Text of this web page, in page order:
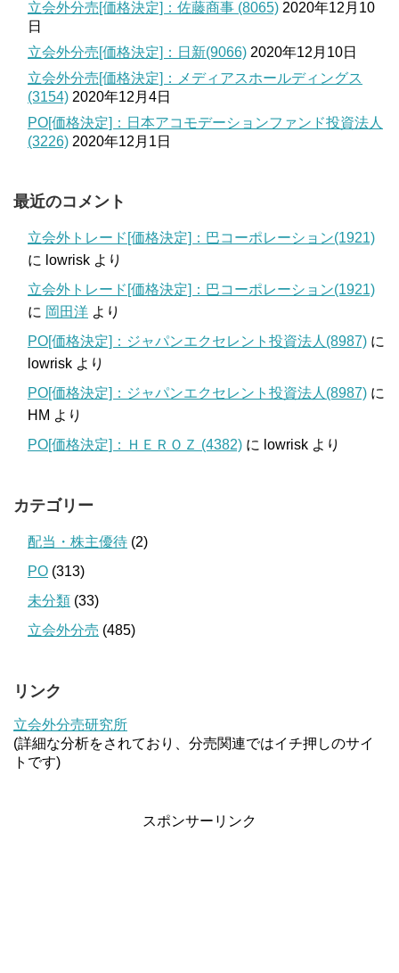
立会外分売[価格決定]：佐藤商事 (8065) 2020年12月10
日
立会外分売[価格決定]：日新(9066) 2020年12月10日
立会外分売[価格決定]：メディアスホールディングス
(3154) 2020年12月4日
PO[価格決定]：日本アコモデーションファンド投資法人
(3226) 2020年12月1日
最近のコメント
立会外トレード[価格決定]：巴コーポレーション(1921)
に lowrisk より
立会外トレード[価格決定]：巴コーポレーション(1921)
に 岡田洋 より
PO[価格決定]：ジャパンエクセレント投資法人(8987) に
lowrisk より
PO[価格決定]：ジャパンエクセレント投資法人(8987) に
HM より
PO[価格決定]：ＨＥＲＯＺ (4382) に lowrisk より
カテゴリー
配当・株主優待 (2)
PO (313)
未分類 (33)
立会外分売 (485)
リンク
立会外分売研究所
(詳細な分析をされており、分売関連ではイチ押しのサイ
トです)
スポンサーリンク